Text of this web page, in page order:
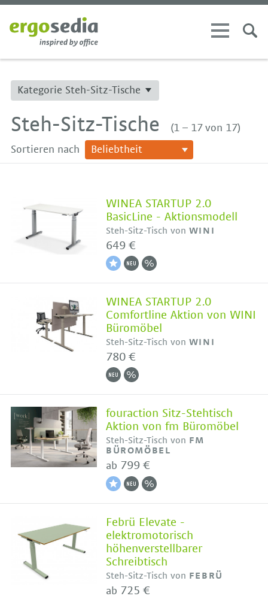
Kategorie Steh-Sitz-Tische
Steh-Sitz-Tische
(1 – 17 von 17)
Sortieren nach
WINEA STARTUP 2.0
BasicLine - Aktionsmodell
Steh-Sitz-Tisch von WINI
649 €
WINEA STARTUP 2.0
Comfortline Aktion von WINI
Büromöbel
Steh-Sitz-Tisch von WINI
780 €
fouraction Sitz-Stehtisch
Aktion von fm Büromöbel
Steh-Sitz-Tisch von FM
BÜROMÖBEL
ab 799 €
Febrü Elevate -
elektromotorisch
höhenverstellbarer
Schreibtisch
Steh-Sitz-Tisch von FEBRÜ
ab 725 €